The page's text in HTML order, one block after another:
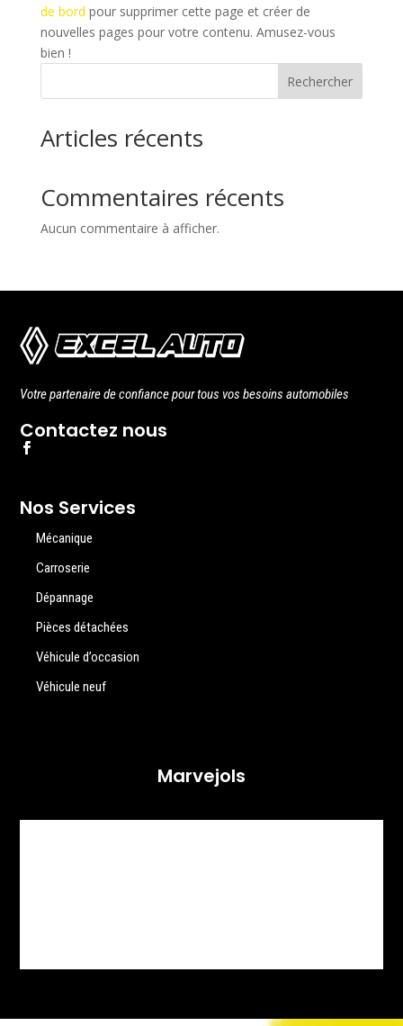
de bord pour supprimer cette page et créer de
nouvelles pages pour votre contenu. Amusez-vous
bien !
Rechercher
Articles récents
Commentaires récents
Aucun commentaire à afficher.
Votre partenaire de confiance pour tous vos besoins automobiles
Contactez nous
Nos Services
Mécanique
Carroserie
Dépannage
Pièces détachées
Véhicule d’occasion
Véhicule neuf
Marvejols